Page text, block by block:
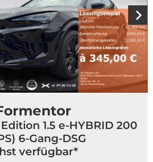
1.5 e-HYBRID 200
6-Gang-DSG
verfügbar*